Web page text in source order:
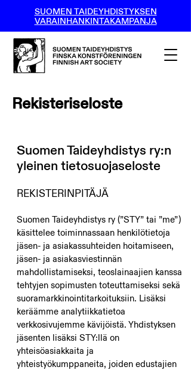
SUOMEN TAIDEYHDISTYKSEN
VARAINHANKINTAKAMPANJA
Rekisteriseloste
Suomen Taideyhdistys ry:n
yleinen tietosuojaseloste
REKISTERINPITÄJÄ
Suomen Taideyhdistys ry (”STY” tai ”me”)
käsittelee toiminnassaan henkilötietoja
jäsen- ja asiakassuhteiden hoitamiseen,
jäsen- ja asiakasviestinnän
mahdollistamiseksi, teoslainaajien kanssa
tehtyjen sopimusten toteuttamiseksi sekä
suoramarkkinointitarkoituksiin. Lisäksi
keräämme analytiikkatietoa
verkkosivujemme kävijöistä. Yhdistyksen
jäsenten lisäksi STY:llä on
yhteisöasiakkaita ja
yhteistyökumppaneita, joiden edustajien